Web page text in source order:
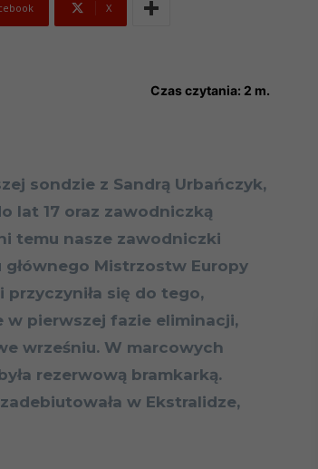
X
Czas czytania: 2 m.
sondzie z Sandrą Urbańczyk,
lat 17 oraz zawodniczką
temu nasze zawodniczki
głównego Mistrzostw Europy
przyczyniła się do tego,
w pierwszej fazie eliminacji,
wrześniu. W marcowych
rezerwową bramkarką.
w Ekstralidze,